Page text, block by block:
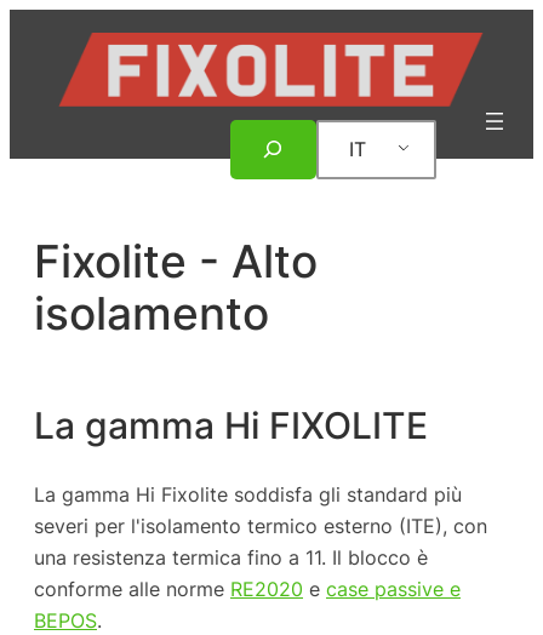
contenuto
IT
Fixolite - Alto
isolamento
La gamma Hi FIXOLITE
La gamma Hi Fixolite soddisfa gli standard più
severi per l'isolamento termico esterno (ITE), con
una resistenza termica fino a 11. Il blocco è
conforme alle norme RE2020 e case passive e
BEPOS.